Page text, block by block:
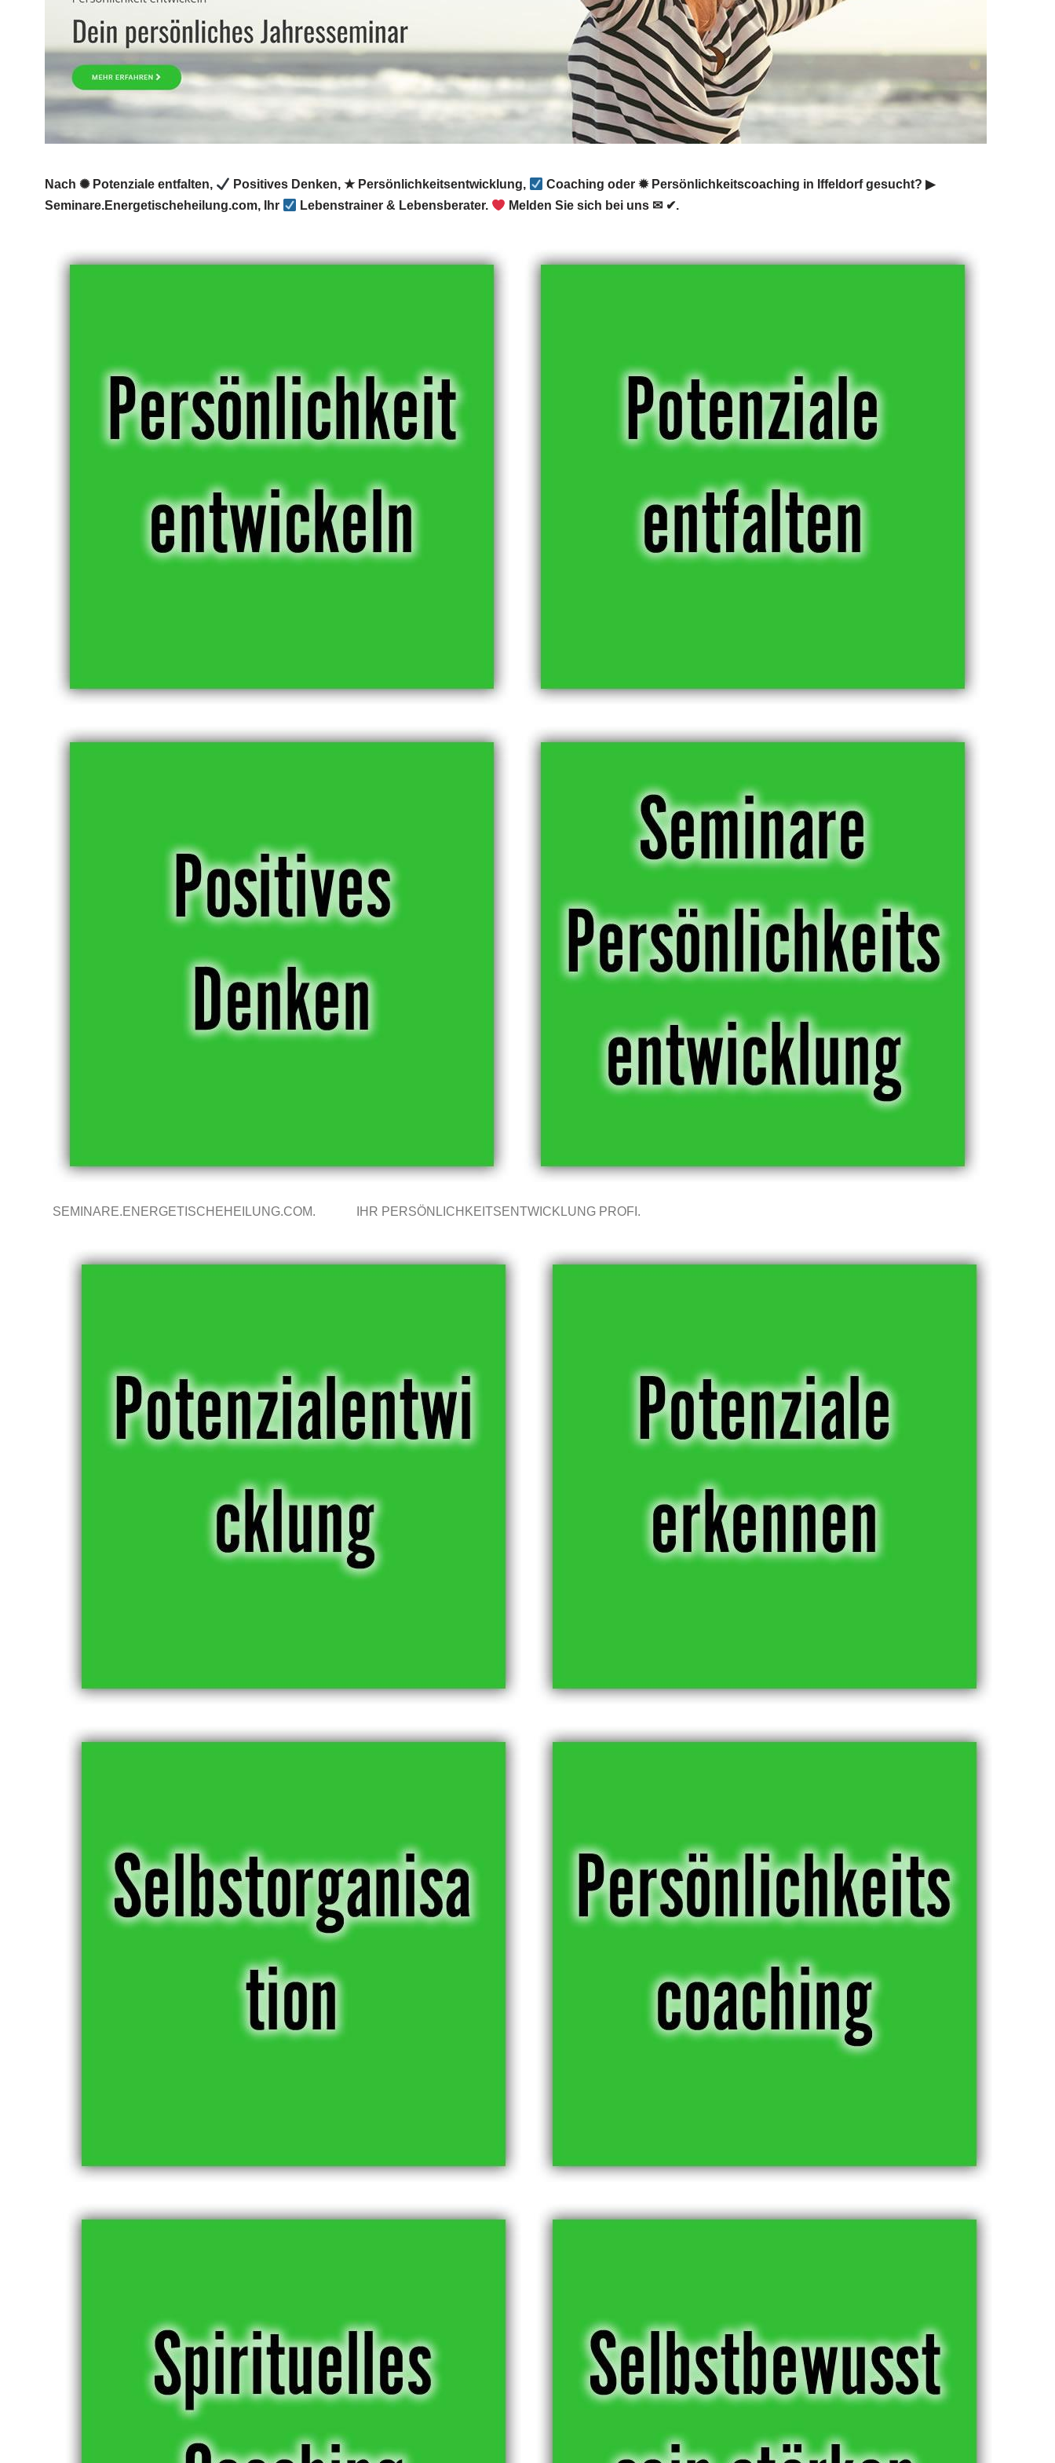
Nach ✺ Potenziale entfalten, Positives Denken, ★ Persönlichkeitsentwicklung,
Coaching oder ✹ Persönlichkeitscoaching in Iffeldorf gesucht? ▶︎
Seminare.Energetischeheilung.com, Ihr
Lebenstrainer & Lebensberater. Melden Sie sich bei uns ✉ ✔.
SEMINARE.ENERGETISCHEHEILUNG.COM. IHR PERSÖNLICHKEITSENTWICKLUNG PROFI.